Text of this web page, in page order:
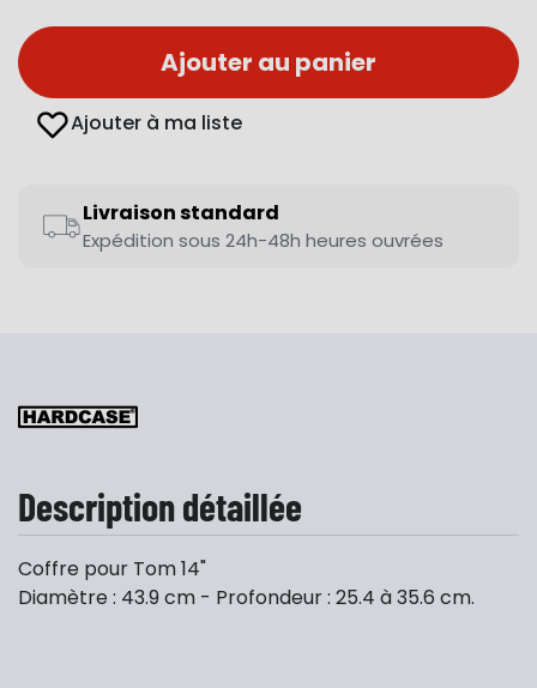
Ajouter au panier
Ajouter à ma liste
Livraison standard
Expédition sous 24h-48h heures ouvrées
Description détaillée
Coffre pour Tom 14"
Diamètre : 43.9 cm - Profondeur : 25.4 à 35.6 cm.